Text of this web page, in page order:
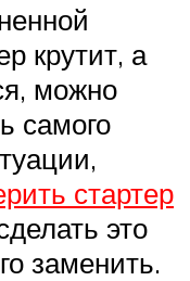
крутит, а
можно
самого
стартер
это
заменить.